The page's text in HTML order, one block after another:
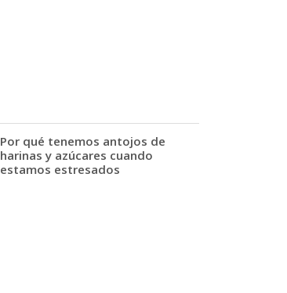
Por qué tenemos antojos de
harinas y azúcares cuando
estamos estresados